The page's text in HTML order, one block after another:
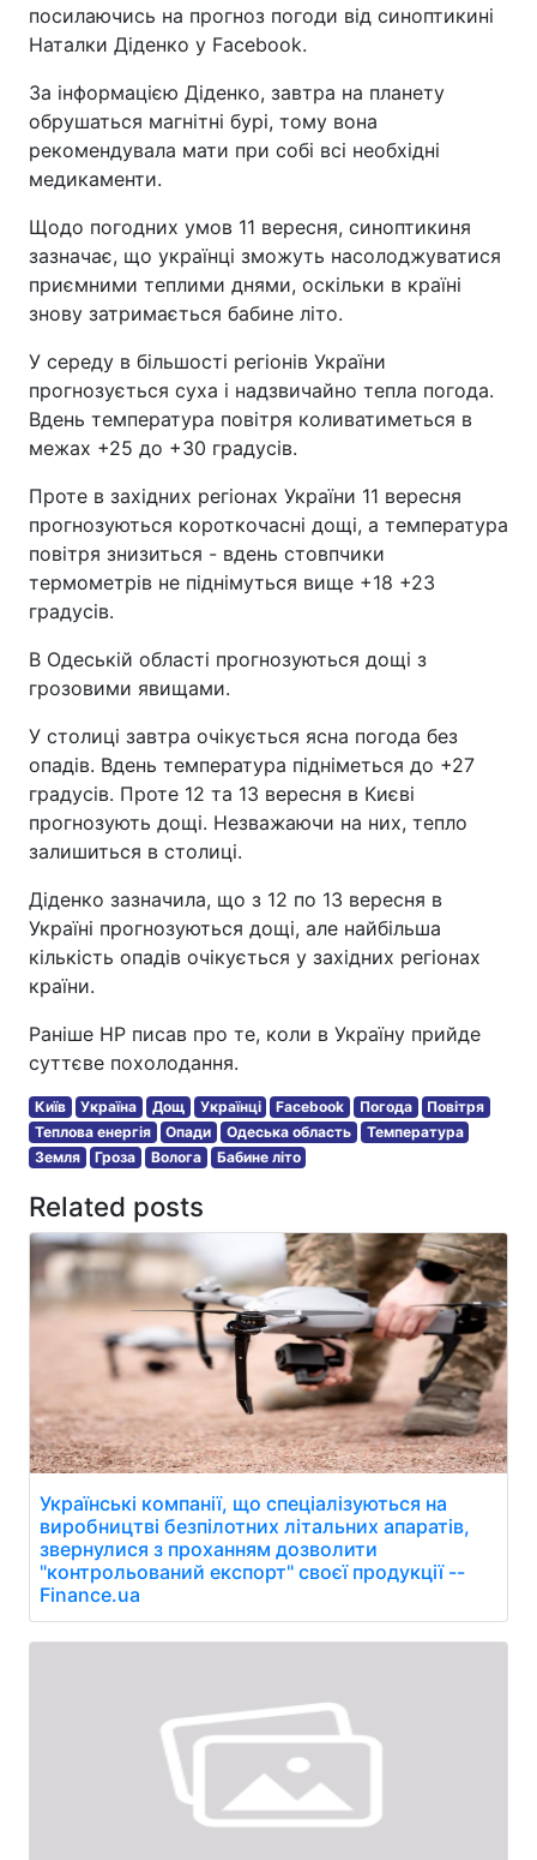
посилаючись на прогноз погоди від синоптикині
Наталки Діденко у Facebook.
За інформацією Діденко, завтра на планету
обрушаться магнітні бурі, тому вона
рекомендувала мати при собі всі необхідні
медикаменти.
Щодо погодних умов 11 вересня, синоптикиня
зазначає, що українці зможуть насолоджуватися
приємними теплими днями, оскільки в країні
знову затримається бабине літо.
У середу в більшості регіонів України
прогнозується суха і надзвичайно тепла погода.
Вдень температура повітря коливатиметься в
межах +25 до +30 градусів.
Проте в західних регіонах України 11 вересня
прогнозуються короткочасні дощі, а температура
повітря знизиться - вдень стовпчики
термометрів не піднімуться вище +18 +23
градусів.
В Одеській області прогнозуються дощі з
грозовими явищами.
У столиці завтра очікується ясна погода без
опадів. Вдень температура підніметься до +27
градусів. Проте 12 та 13 вересня в Києві
прогнозують дощі. Незважаючи на них, тепло
залишиться в столиці.
Діденко зазначила, що з 12 по 13 вересня в
Україні прогнозуються дощі, але найбільша
кількість опадів очікується у західних регіонах
країни.
Раніше НР писав про те, коли в Україну прийде
суттєве похолодання.
Київ Україна Дощ Українці Facebook Погода
Повітря
Теплова енергія
Опади Одеська область
Температура
Земля
Гроза Волога Бабине літо
Related posts
Українські компанії, що спеціалізуються на
виробництві безпілотних літальних апаратів,
звернулися з проханням дозволити
"контрольований експорт" своєї продукції --
Finance.ua